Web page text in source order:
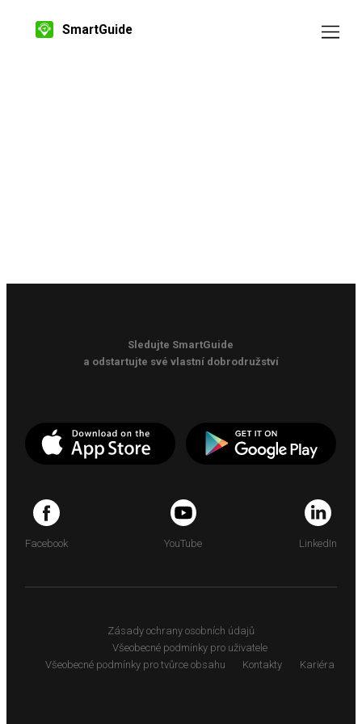
SmartGuide
Sledujte SmartGuide
a odstartujte své vlastní dobrodružství
Facebook YouTube LinkedIn
Zásady ochrany osobních údajů
Všeobecné podmínky pro uživatele
Všeobecné podmínky pro tvůrce obsahu
Kontakty Kariéra